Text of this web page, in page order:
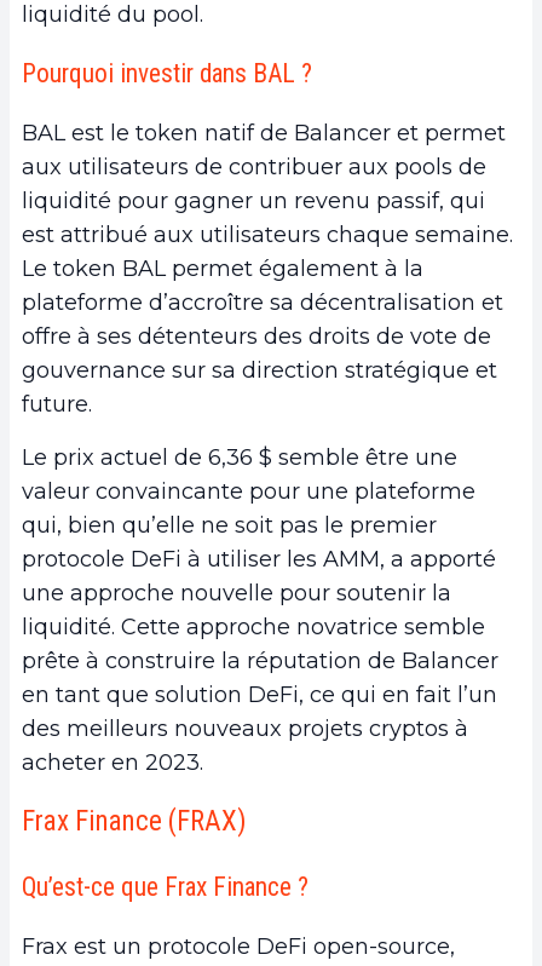
liquidité du pool.
Pourquoi investir dans BAL ?
BAL est le token natif de Balancer et permet
aux utilisateurs de contribuer aux pools de
liquidité pour gagner un revenu passif, qui
est attribué aux utilisateurs chaque semaine.
Le token BAL permet également à la
plateforme d’accroître sa décentralisation et
offre à ses détenteurs des droits de vote de
gouvernance sur sa direction stratégique et
future.
Le prix actuel de 6,36 $ semble être une
valeur convaincante pour une plateforme
qui, bien qu’elle ne soit pas le premier
protocole DeFi à utiliser les AMM, a apporté
une approche nouvelle pour soutenir la
liquidité. Cette approche novatrice semble
prête à construire la réputation de Balancer
en tant que solution DeFi, ce qui en fait l’un
des meilleurs nouveaux projets cryptos à
acheter en 2023.
Frax Finance (FRAX)
Qu’est-ce que Frax Finance ?
Frax est un protocole DeFi open-source,